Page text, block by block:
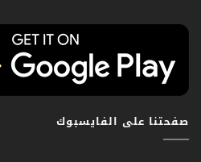
صفحتنا على الفايسبوك